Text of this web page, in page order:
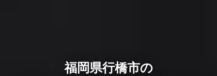
福岡県行橋市の